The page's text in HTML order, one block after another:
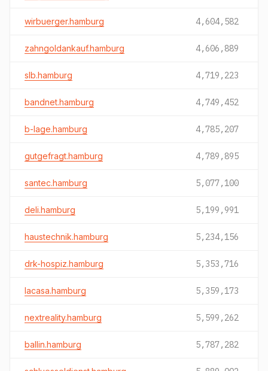
wirbuerger.hamburg 4,604,582
zahngoldankauf.hamburg 4,606,889
slb.hamburg 4,719,223
bandnet.hamburg 4,749,452
b-lage.hamburg 4,785,207
gutgefragt.hamburg 4,789,895
santec.hamburg 5,077,100
deli.hamburg 5,199,991
haustechnik.hamburg 5,234,156
drk-hospiz.hamburg 5,353,716
lacasa.hamburg 5,359,173
nextreality.hamburg 5,599,262
ballin.hamburg 5,787,282